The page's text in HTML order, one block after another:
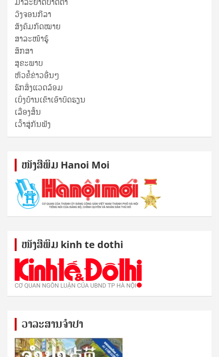
ມາລະຍາດບາດຕາ
ວົງຈອນກີລາ
ສັງຄົມກົດໝາຍ
ສາລະໜ້າຮູ້
ສຶກສາ
ສຸ​ຂະ​ພາບ
ຫົວຂໍ້ຂ່າວອື່ນໆ
ຮັກສິ່ງແວດລ້ອມ
ເບິ່ງບ້ານເຂົາເອົາບົດຮຽນ
ເລື່ອງສັ້ນ
ເວົ້າສູ່ກັນຟັງ
ໜັງ​ສື​ພິມ Hanoi Moi
ໜັງ​ສື​ພິມ kinh te dothi
ວາລະສານຈຳປາ